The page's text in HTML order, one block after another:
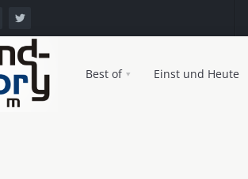
Best of Einst und Heute